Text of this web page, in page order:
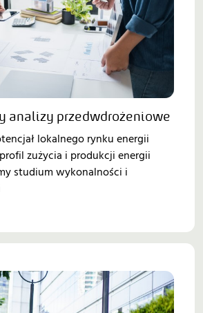
analizy przedwdrożeniowe
lokalnego rynku energii
zużycia i produkcji energii
studium wykonalności i